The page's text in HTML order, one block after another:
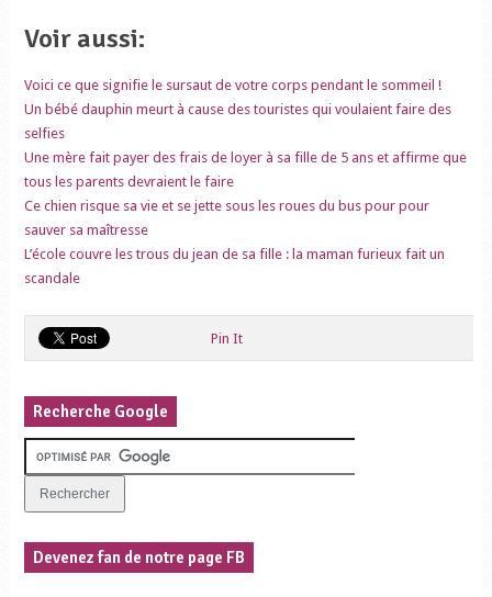
Voir aussi:
Voici ce que signifie le sursaut de votre corps pendant le sommeil !
Un bébé dauphin meurt à cause des touristes qui voulaient faire des
selfies
Une mère fait payer des frais de loyer à sa fille de 5 ans et affirme que
tous les parents devraient le faire
Ce chien risque sa vie et se jette sous les roues du bus pour pour
sauver sa maîtresse
L’école couvre les trous du jean de sa fille : la maman furieux fait un
scandale
Pin It
Recherche Google
Devenez fan de notre page FB